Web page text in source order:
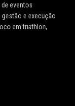
eventos
e execução
em triathlon,